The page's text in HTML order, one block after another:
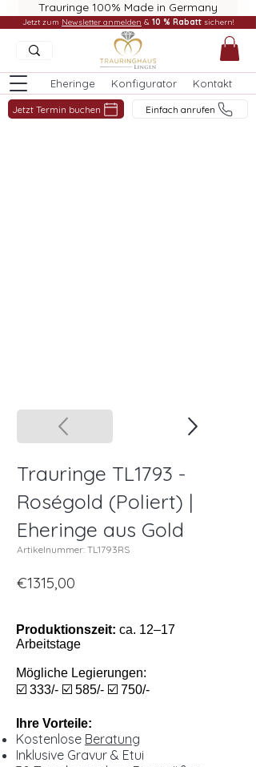
Trauringe 100% Made in Germany
Eheringe Konfigurator Kontakt
Jetzt Termin buchen Einfach anrufen
Jetzt zum Newsletter anmelden & 10 % Rabatt sichern!
Trauringe TL1793 -
Roségold (Poliert) |
Eheringe aus Gold
Artikelnummer: TL1793RS
€1315,00
Produktionszeit: ca. 12–17
Arbeitstage
Mögliche Legierungen:
☑️ 333/- ☑️ 585/- ☑️ 750/-
Ihre Vorteile:
Kostenlose Beratung
Inklusive Gravur & Etui